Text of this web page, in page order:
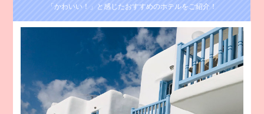
「かわいい！」と感じたおすすめのホテルをご紹介！